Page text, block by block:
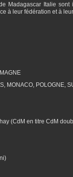
Madagascar Italie
à leur fédération et à
MONACO, POLOGNE,
(CdM en titre CdM